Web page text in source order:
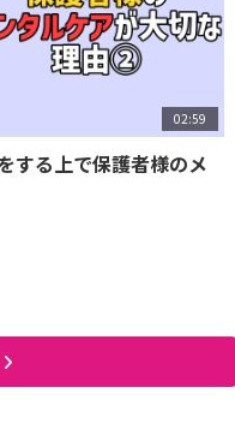
02:59
する上で保護者様のメ